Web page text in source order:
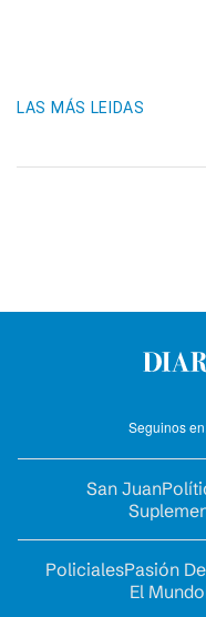
LAS MÁS LEIDAS
Seguinos
San Juan
PolicialesPasión
El Mundo